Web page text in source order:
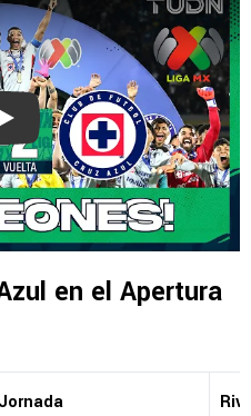
Play
en el Apertura
Jornada